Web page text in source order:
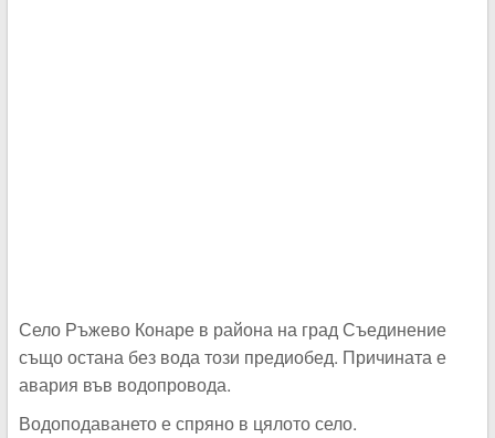
Село Ръжево Конаре в района на град Съединение
също остана без вода този предиобед. Причината е
авария във водопровода.
Водоподаването е спряно в цялото село.